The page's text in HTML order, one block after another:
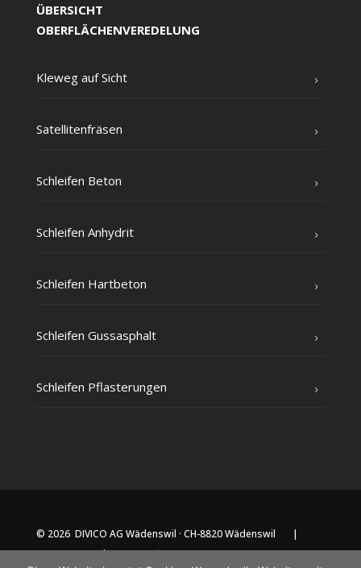
ÜBERSICHT
OBERFLÄCHENVEREDELUNG
Kle­weg auf Sicht
Satel­li­ten­frä­sen
Schlei­fen Beton
Schlei­fen Anhydrit
Schlei­fen Hartbeton
Schlei­fen Gussasphalt
Schlei­fen Pflasterungen
© 2026 DIVICO AG Wädenswil · CH-8820 Wädenswil |
Impressum|Datenschutz